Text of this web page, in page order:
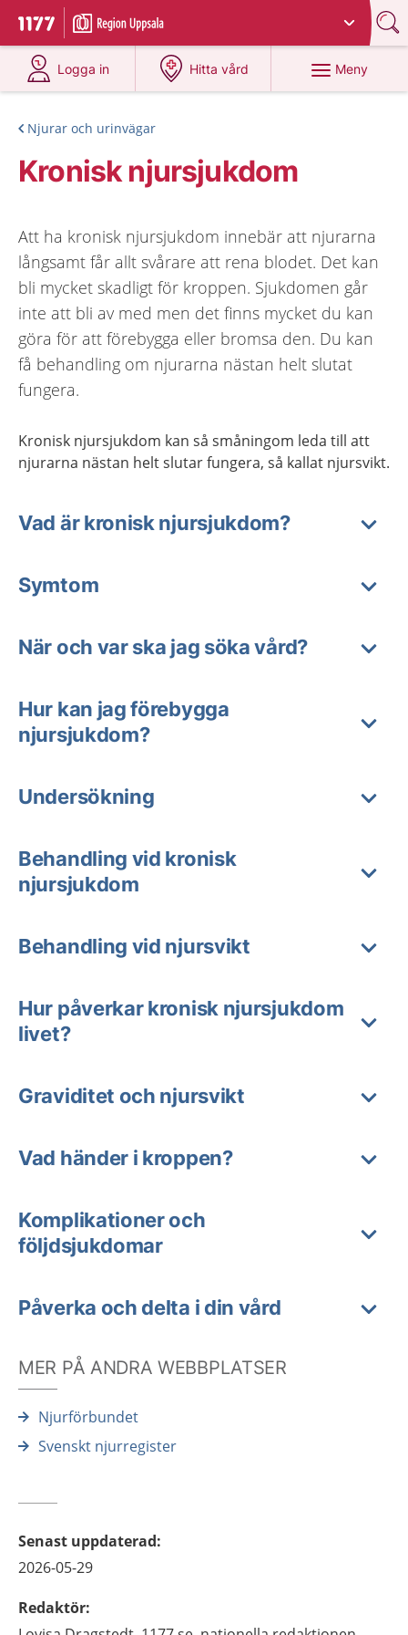
Till startsidan för 1177
Du har valt region
Logga in
på 1177.se
Hitta vård
på 1177.se
Meny
Njurar och urinvägar
Kronisk njursjukdom
Att ha kronisk njursjukdom innebär att njurarna
långsamt får allt svårare att rena blodet. Det kan
bli mycket skadligt för kroppen. Sjukdomen går
inte att bli av med men det finns mycket du kan
göra för att förebygga eller bromsa den. Du kan
få behandling om njurarna nästan helt slutat
fungera.
Kronisk njursjukdom kan så småningom leda till att
njurarna nästan helt slutar fungera, så kallat njursvikt.
Vad är kronisk njursjukdom?
Symtom
När och var ska jag söka vård?
Hur kan jag förebygga
njursjukdom?
Undersökning
Behandling vid kronisk
njursjukdom
Behandling vid njursvikt
Hur påverkar kronisk njursjukdom
livet?
Graviditet och njursvikt
Vad händer i kroppen?
Komplikationer och
följdsjukdomar
Påverka och delta i din vård
MER PÅ ANDRA WEBBPLATSER
Njurförbundet
Svenskt njurregister
Senast uppdaterad:
2026-05-29
Redaktör: